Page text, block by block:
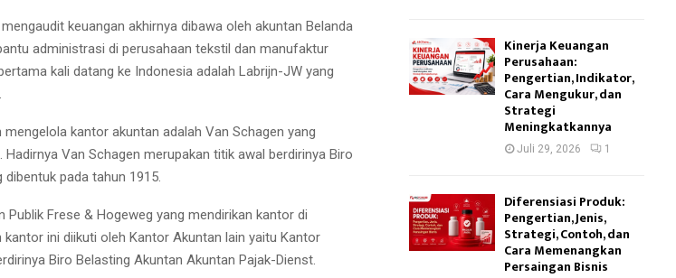
keuangan akhirnya dibawa oleh akuntan Belanda
administrasi di perusahaan tekstil dan manufaktur
kali datang ke Indonesia adalah Labrijn-JW yang
kantor akuntan adalah Van Schagen yang
Van Schagen merupakan titik awal berdirinya Biro
pada tahun 1915.
Publik Frese & Hogeweg yang mendirikan kantor di
kantor ini diikuti oleh Kantor Akuntan lain yaitu Kantor
Biro Belasting Akuntan Akuntan Pajak-Dienst.
Kinerja Keuangan
Perusahaan:
Pengertian, Indikator,
Cara Mengukur, dan
Strategi
Meningkatkannya
Juli 29, 2026 1
Diferensiasi Produk:
Pengertian, Jenis,
Strategi, Contoh, dan
Cara Memenangkan
Persaingan Bisnis